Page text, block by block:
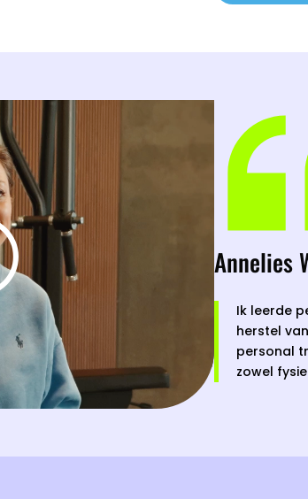
Annelies
Ik leerde
herstel
personal
zowel